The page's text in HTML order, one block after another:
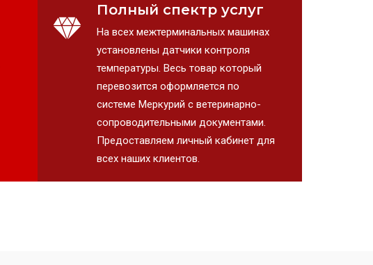
Полный спектр услуг
На всех межтерминальных машинах
установлены датчики контроля
температуры. Весь товар который
перевозится оформляется по
системе Меркурий с ветеринарно-
сопроводительными документами.
Предоставляем личный кабинет для
всех наших клиентов.